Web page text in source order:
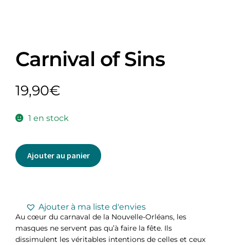
Carnival of Sins
19,90€
1 en stock
Ajouter au panier
Ajouter à ma liste d'envies
Au cœur du carnaval de la Nouvelle-Orléans, les
masques ne servent pas qu’à faire la fête. Ils
dissimulent les véritables intentions de celles et ceux